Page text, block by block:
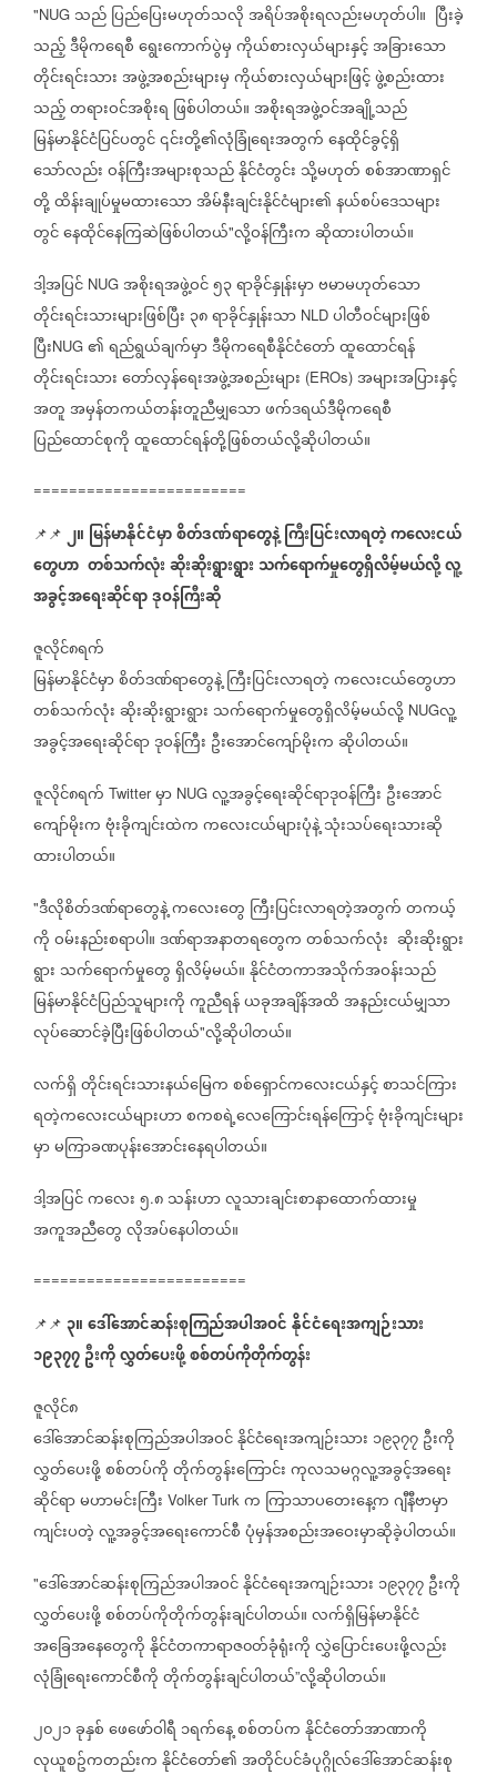
"NUG သည်ပြည်ပြေးမဟုတ်သလိုအရိပ်အစိုးရလည်းမဟုတ်ပါ။ ပြီးခဲ့
သည့်ဒီမိုကရေစီရွေးကောက်ပွဲမှကိုယ်စားလှယ်များနှင့်အခြားသော
တိုင်းရင်းသားအဖွဲ့အစည်းများမှကိုယ်စားလှယ်များဖြင့်ဖွဲ့စည်းထား
သည့်တရားဝင်အစိုးရ ဖြစ်ပါတယ်။အစိုးရအဖွဲ့ဝင်အချို့သည်
မြန်မာနိုင်ငံပြင်ပတွင်၎င်းတို့၏လုံခြုံရေးအတွက်နေထိုင်ခွင့်ရှိ
သော်လည်းဝန်ကြီးအများစုသည်နိုင်ငံတွင်း သို့မဟုတ်စစ်အာဏာရှင်
တို့ထိန်းချုပ်မှုမထားသောအိမ်နီးချင်းနိုင်ငံများ၏နယ်စပ်ဒေသများ
တွင်နေထိုင်နေကြဆဲဖြစ်ပါတယ်"လို့ဝန်ကြီးကဆိုထားပါတယ်။
ဒါ့အပြင် NUG အစိုးရအဖွဲ့ဝင်၅၃ရာခိုင်နှုန်းမှာဗမာမဟုတ်သော
တိုင်းရင်းသားများဖြစ်ပြီး ၃၈ရာခိုင်နှုန်းသာ NLD ပါတီဝင်များဖြစ်
ပြီးNUG ၏ရည်ရွယ်ချက်မှာဒီမိုကရေစီနိုင်ငံတော်ထူထောင်ရန်
တိုင်းရင်းသားတော်လှန်ရေးအဖွဲ့အစည်းများ (EROs) အများအပြားနှင့်
အတူအမှန်တကယ်တန်းတူညီမျှသောဖက်ဒရယ်ဒီမိုကရေစီ
ပြည်ထောင်စုကိုထူထောင်ရန်တို့ဖြစ်တယ်လို့ဆိုပါတယ်။
========================
📌📌 ၂။ မြန်မာနိုင်ငံမှာစိတ်ဒဏ်ရာတွေနဲ့ကြီးပြင်းလာရတဲ့ကလေးငယ်
တွေဟာ တစ်သက်လုံးဆိုးဆိုးရွားရွားသက်ရောက်မှုတွေရှိလိမ့်မယ်လို့လူ့
အခွင့်အရေးဆိုင်ရာဒုဝန်ကြီးဆို
ဇူလိုင်၈ရက်
မြန်မာနိုင်ငံမှာစိတ်ဒဏ်ရာတွေနဲ့ကြီးပြင်းလာရတဲ့ကလေးငယ်တွေဟာ
တစ်သက်လုံးဆိုးဆိုးရွားရွား သက်ရောက်မှုတွေရှိလိမ့်မယ်လို့ NUGလူ့
အခွင့်အရေးဆိုင်ရာဒုဝန်ကြီး ဦးအောင်ကျော်မိုးကဆိုပါတယ်။
ဇူလိုင်၈ရက် Twitterမှာ NUG လူ့အခွင့်ရေးဆိုင်ရာဒုဝန်ကြီး ဦးအောင်
ကျော်မိုးကဗုံးခိုကျင်းထဲကကလေးငယ်များပုံနဲ့သုံးသပ်ရေးသားဆို
ထားပါတယ်။
"ဒီလိုစိတ်ဒဏ်ရာတွေနဲ့ကလေးတွေ ကြီးပြင်းလာရတဲ့အတွက်တကယ့်
ကိုဝမ်းနည်းစရာပါ။ဒဏ်ရာအနာတရတွေကတစ်သက်လုံး ဆိုးဆိုးရွား
ရွား သက်ရောက်မှုတွေရှိလိမ့်မယ်။နိုင်ငံတကာအသိုက်အဝန်းသည်
မြန်မာနိုင်ငံပြည်သူများကိုကူညီရန်ယခုအချိန်အထိအနည်းငယ်မျှသာ
လုပ်ဆောင်ခဲ့ပြီးဖြစ်ပါတယ်"လို့ဆိုပါတယ်။
လက်ရှိတိုင်းရင်းသားနယ်မြေကစစ်ရှောင်ကလေးငယ်နှင့်စာသင်ကြား
ရတဲ့ကလေးငယ်များဟာစကစရဲ့လေကြောင်းရန်ကြောင့်ဗုံးခိုကျင်းများ
မှာမကြာခဏပုန်းအောင်းနေရပါတယ်။
ဒါ့အပြင်ကလေး၅.၈သန်းဟာလူသားချင်းစာနာထောက်ထားမှု
အကူအညီတွေလိုအပ်နေပါတယ်။
========================
📌📌 ၃။ဒေါ်အောင်ဆန်းစုကြည်အပါအဝင်နိုင်ငံရေးအကျဉ်းသား
၁၉၃၇၇ဦးကိုလွှတ်ပေးဖို့စစ်တပ်ကိုတိုက်တွန်း
ဇူလိုင်၈
ဒေါ်အောင်ဆန်းစုကြည်အပါအဝင်နိုင်ငံရေးအကျဉ်းသား ၁၉၃၇၇ဦးကို
လွှတ်ပေးဖို့စစ်တပ်ကိုတိုက်တွန်းကြောင်းကုလသမဂ္ဂလူ့အခွင့်အရေး
ဆိုင်ရာမဟာမင်းကြီး Volker Turk က ကြာသာပတေးနေ့ကဂျီနီဗာမှာ
ကျင်းပတဲ့လူ့အခွင့်အရေးကောင်စီပုံမှန်အစည်းအဝေးမှာဆိုခဲ့ပါတယ်။
"ဒေါ်အောင်ဆန်းစုကြည်အပါအဝင်နိုင်ငံရေးအကျဉ်းသား ၁၉၃၇၇ဦးကို
လွှတ်ပေးဖို့စစ်တပ်ကိုတိုက်တွန်းချင်ပါတယ်။လက်ရှိမြန်မာနိုင်ငံ
အခြေအနေတွေကိုနိုင်ငံတကာရာဇ၀တ်ခုံရုံးကိုလွှဲပြောင်းပေးဖို့လည်း
လုံခြုံရေးကောင်စီကိုတိုက်တွန်းချင်ပါတယ်”လို့ဆိုပါတယ်။
၂၀၂၁ခုနှစ်ဖေဖော်ဝါရီ ၁ရက်နေ့စစ်တပ်ကနိုင်ငံတော်အာဏာကို
လုယူစဥ်ကတည်းကနိုင်ငံတော်၏အတိုင်ပင်ခံပုဂ္ဂိုလ်ဒေါ်အောင်ဆန်းစု